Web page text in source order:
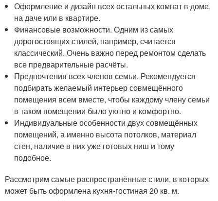
Оформление и дизайн всех остальных комнат в доме,
на даче или в квартире.
Финансовые возможности. Одним из самых
дорогостоящих стилей, например, считается
классический. Очень важно перед ремонтом сделать
все предварительные расчёты.
Предпочтения всех членов семьи. Рекомендуется
подбирать желаемый интерьер совмещённого
помещения всем вместе, чтобы каждому члену семьи
в таком помещении было уютно и комфортно.
Индивидуальные особенности двух совмещённых
помещений, а именно высота потолков, материал
стен, наличие в них уже готовых ниш и тому
подобное.
Рассмотрим самые распространённые стили, в которых
может быть оформлена кухня-гостиная 20 кв. м.